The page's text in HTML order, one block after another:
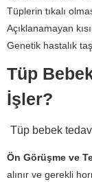
Tüplerin tıkalı
Açıklanamayan
Genetik hastalık
Tüp
İşler?
Tüp bebek
Ön Görüşme ve
alınır ve gerekli